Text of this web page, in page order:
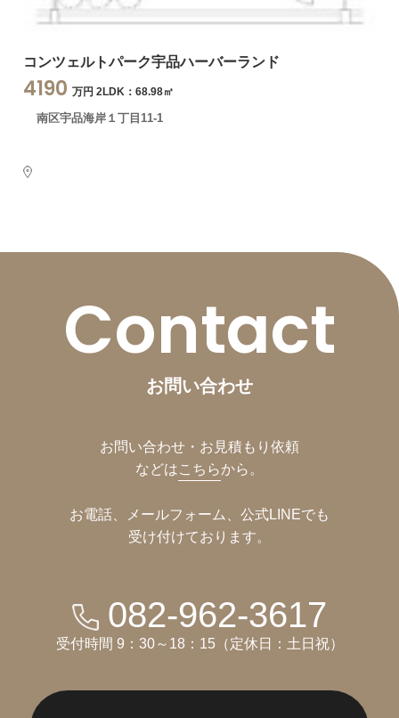
コンツェルトパーク宇品ハーバーランド
4190 万円 2LDK：68.98㎡
南区宇品海岸１丁目11-1
Contact
お問い合わせ
お問い合わせ・お見積もり依頼
などはこちらから。
お電話、メールフォーム、公式LINEでも
受け付けております。
082-962-3617
受付時間 9：30～18：15（定休日：土日祝）